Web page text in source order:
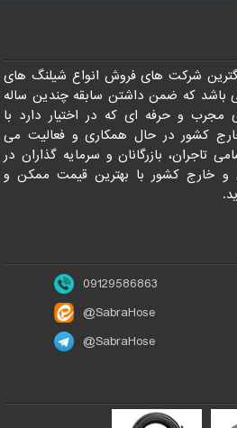
شرکت های فروش انواع شیلنگ های
باشد که ضمن داشتن سابقه چندین ساله
و حرفه ای که در اختیار دارد با
کشور در حال همکاری و فعالیت می
تاجران، بازرگانان و سرمایه گذاران در
و خارج کشور با بهترین قیمت ممکن و
09129586863
@SabraHose
@SabraHose
09129586863